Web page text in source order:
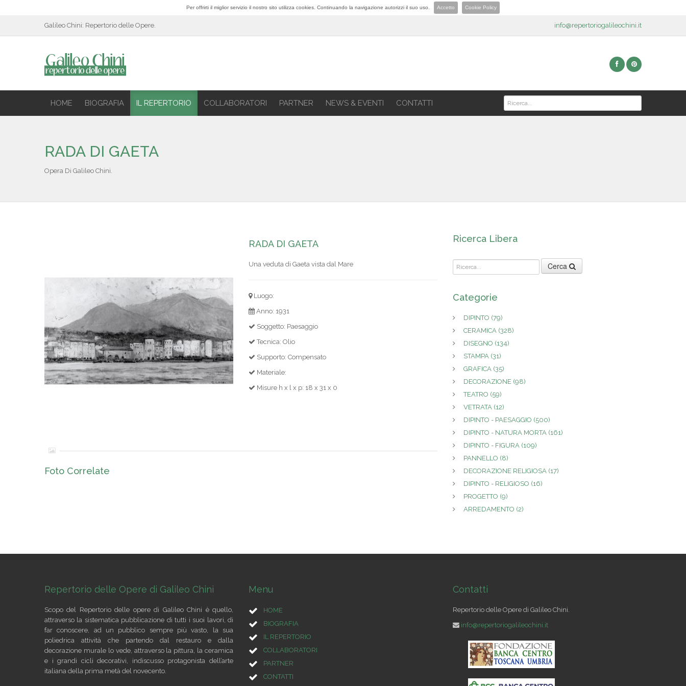
Per offrirti il miglior servizio il nostro sito utilizza cookies. Continuando la navigazione autorizzi il suo uso. Accetto Cookie Policy
Galileo Chini: Repertorio delle Opere. info@repertoriogalileochini.it
HOME BIOGRAFIA IL REPERTORIO COLLABORATORI PARTNER NEWS & EVENTI CONTATTI
RADA DI GAETA
Opera Di Galileo Chini.
RADA DI GAETA
Una veduta di Gaeta vista dal Mare
Luogo:
Anno: 1931
Soggetto: Paesaggio
Tecnica: Olio
Supporto: Compensato
Materiale:
Misure h x l x p: 18 x 31 x 0
Foto Correlate
Ricerca Libera
Cerca
Categorie
DIPINTO (79)
CERAMICA (328)
DISEGNO (134)
STAMPA (31)
GRAFICA (35)
DECORAZIONE (98)
TEATRO (59)
VETRATA (12)
DIPINTO - PAESAGGIO (500)
DIPINTO - NATURA MORTA (161)
DIPINTO - FIGURA (109)
PANNELLO (8)
DECORAZIONE RELIGIOSA (17)
DIPINTO - RELIGIOSO (16)
PROGETTO (9)
ARREDAMENTO (2)
Repertorio delle Opere di Galileo Chini
Scopo del Repertorio delle opere di Galileo Chini è quello,
attraverso la sistematica pubblicazione di tutti i suoi lavori, di
far conoscere, ad un pubblico sempre più vasto, la sua
poliedrica attività che partendo dal restauro e dalla
decorazione murale lo vede, attraverso la pittura, la ceramica
e i grandi cicli decorativi, indiscusso protagonista dell’arte
italiana della prima metà del novecento.
Menu
HOME
BIOGRAFIA
IL REPERTORIO
COLLABORATORI
PARTNER
CONTATTI
Contatti
Repertorio delle Opere di Galileo Chini.
info@repertoriogalileochini.it